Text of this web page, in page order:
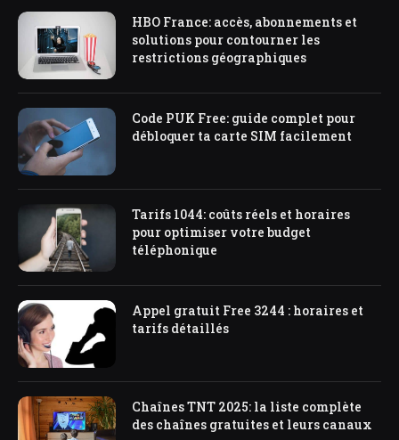
HBO France: accès, abonnements et
solutions pour contourner les
restrictions géographiques
Code PUK Free: guide complet pour
débloquer ta carte SIM facilement
Tarifs 1044: coûts réels et horaires
pour optimiser votre budget
téléphonique
Appel gratuit Free 3244 : horaires et
tarifs détaillés
Chaînes TNT 2025: la liste complète
des chaînes gratuites et leurs canaux